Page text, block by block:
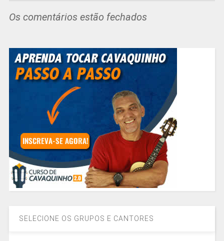
Os comentários estão fechados
SELECIONE OS GRUPOS E CANTORES